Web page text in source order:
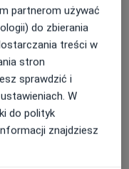
· Więcej
Lesiak
5
partnerom używać
do zbierania
treści w
stron
sprawdzić i
W
do polityk
znajdziesz